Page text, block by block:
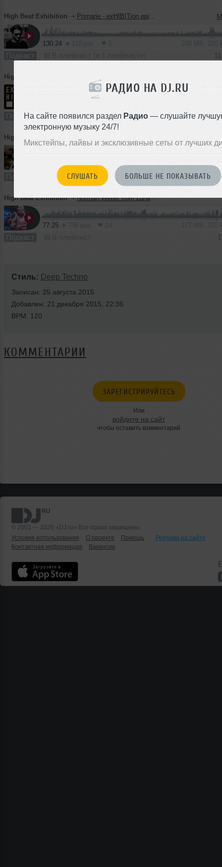
РАДИО НА DJ.RU
На сайте появился раздел Радио — слушайте
электронную музыку 24/7!
Микстейпы, лайвы и эксклюзивные сеты от лучших
СЛУШАТЬ БОЛЬШЕ НЕ ПОКАЗЫВАТЬ
High Beat Exhibition ➝ Primarie - exHIBITion episode 28
130:24
Подкаст
High Beat Exhibition
Подкаст В плейлист (в 2 плейлистах)
High Beat Exhibition
163 раза 125 MB, 192
Подкаст В плейлист (в 1 плейлисте)
High Beat Exhibition ➝Norman Weber from Luna City Express - exHIBITion episode 25
77:25
Подкаст
Стиль: Deep Techno
Записан: 25 августа 2015
Добавлен: 21 декабря 2015, 22:36
BPM: 120
КОММЕНТАРИИ
ЗАРЕГИСТРИРУЙТЕСЬ
Или
войдите на сайт
чтобы оставить комментарий
© 2001 — 2026 «DJ.ru» Все права защищены.
Условия использования
О проекте Помощь
Реклама на сайте
Контактная информация
Вакансии